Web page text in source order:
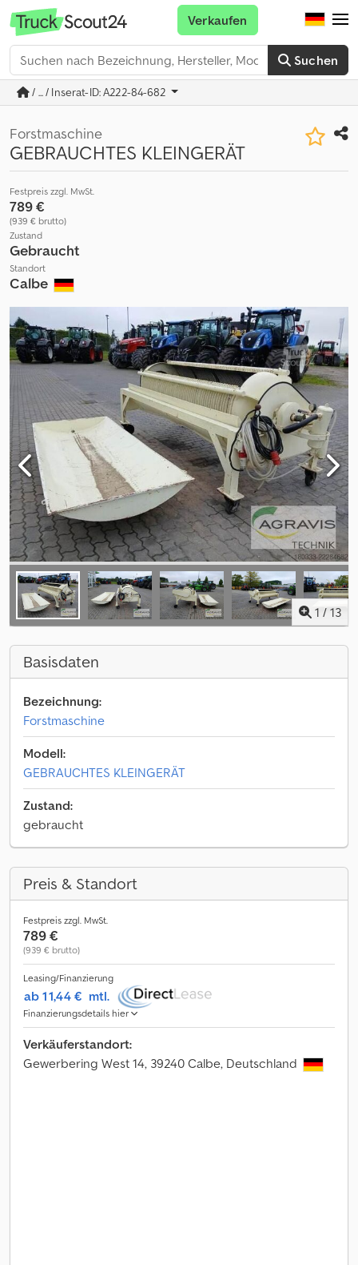
Suchen
Verkaufen
/ ... / Inserat-ID: A222-84-682
Forstmaschine
GEBRAUCHTES KLEINGERÄT
Festpreis zzgl. MwSt.
789 €
(939 € brutto)
Zustand
Gebraucht
Standort
Calbe
1 / 13
Basisdaten
Bezeichnung:
Forstmaschine
Modell:
GEBRAUCHTES KLEINGERÄT
Zustand:
gebraucht
Preis & Standort
Festpreis zzgl. MwSt.
789 €
(939 € brutto)
Leasing/Finanzierung
ab 11,44 € mtl.
Finanzierungsdetails hier
Verkäuferstandort:
Gewerbering West 14, 39240 Calbe, Deutschland